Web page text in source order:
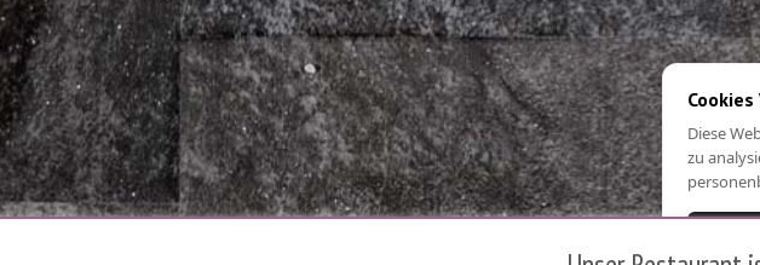
Diese
zu